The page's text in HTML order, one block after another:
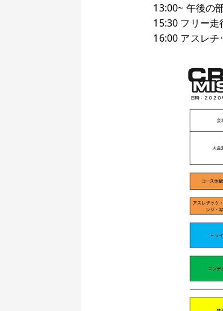
13:00~ 午後の
15:30 フリー走
16:00 アスレ